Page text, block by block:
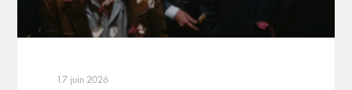
17 juin 2026